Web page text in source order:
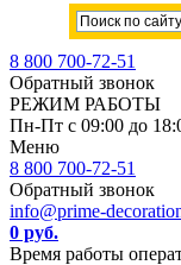
8 800 700-72-51
Обратный звонок
РЕЖИМ РАБОТЫ
Пн-Пт с 09:00 до
Меню
8 800 700-72-51
Обратный звонок
info@prime-
0 руб.
Время работы